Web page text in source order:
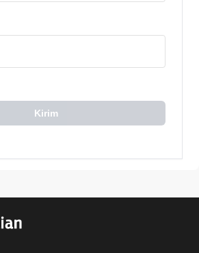
Kirim